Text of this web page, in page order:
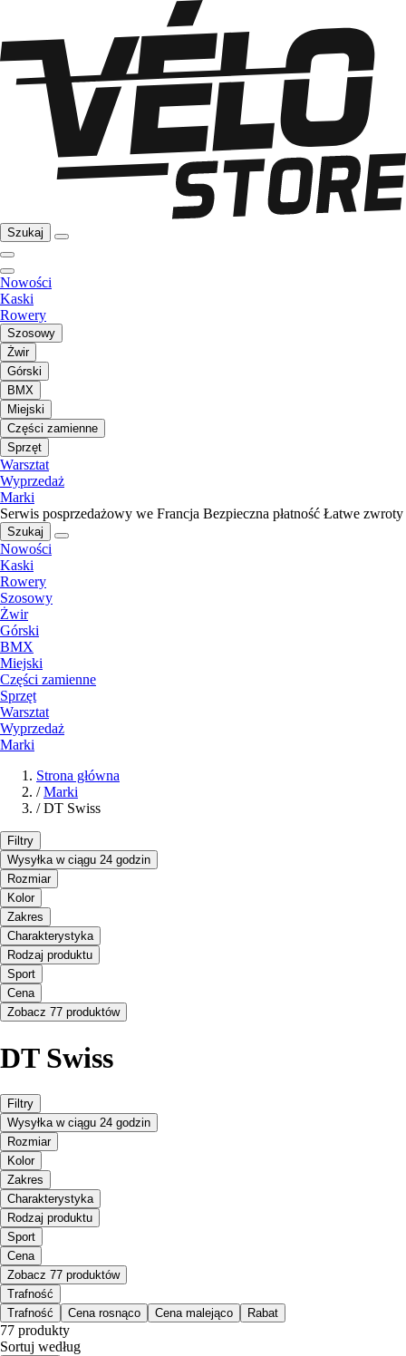
Szukaj
Nowości
Kaski
Rowery
Szosowy
Żwir
Górski
BMX
Miejski
Części zamienne
Sprzęt
Warsztat
Wyprzedaż
Marki
Serwis posprzedażowy we Francja Bezpieczna płatność Łatwe zwroty
Szukaj
Nowości
Kaski
Rowery
Szosowy
Żwir
Górski
BMX
Miejski
Części zamienne
Sprzęt
Warsztat
Wyprzedaż
Marki
Strona główna
/ Marki
/ DT Swiss
Filtry
Wysyłka w ciągu 24 godzin
Rozmiar
Kolor
Zakres
Charakterystyka
Rodzaj produktu
Sport
Cena
Zobacz 77 produktów
DT Swiss
Filtry
Wysyłka w ciągu 24 godzin
Rozmiar
Kolor
Zakres
Charakterystyka
Rodzaj produktu
Sport
Cena
Zobacz 77 produktów
Trafność
Trafność
Cena rosnąco Cena malejąco Rabat
77 produkty
Sortuj według